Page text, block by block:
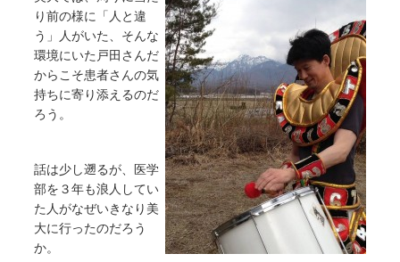
り前の様に「人と違
う」人がいた、そんな
環境にいた戸田さんだ
からこそ患者さんの気
持ちに寄り添えるのだ
ろう。
話は少し遡るが、医学
部を３年も浪人してい
た人がなぜいきなり美
大に行ったのだろう
か。